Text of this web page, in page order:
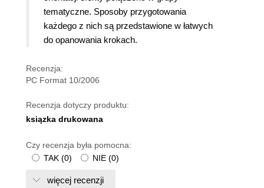
tematyczne. Sposoby przygotowania
każdego z nich są przedstawione w łatwych
do opanowania krokach.
Recenzja:
PC Format 10/2006
Recenzja dotyczy produktu:
ksiązka drukowana
Czy recenzja była pomocna:
TAK (0) NIE (0)
więcej recenzji